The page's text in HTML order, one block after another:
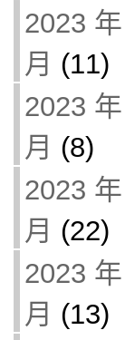
2023
月 (11)
2023
月 (8)
2023
月 (22)
2023
月 (13)